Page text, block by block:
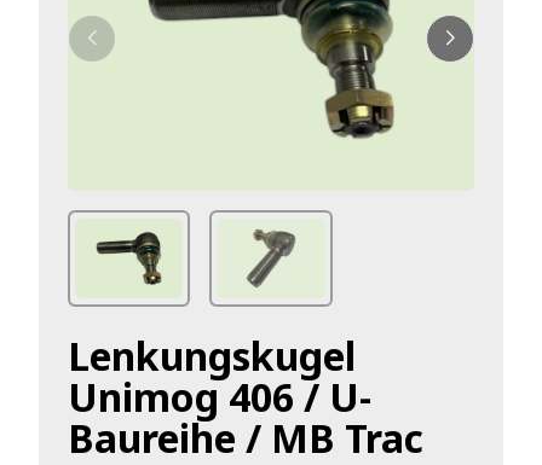
Lenkungskugel
Unimog 406 / U-
Baureihe / MB Trac